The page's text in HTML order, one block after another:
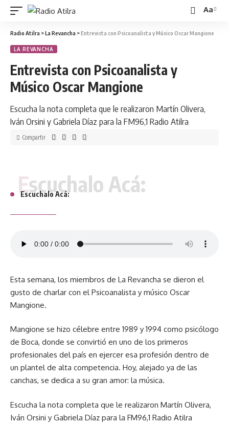
Aa
Radio Atilra >La Revancha >Entrevista con Psicoanalista y Músico Oscar Mangione
LA REVANCHA
Entrevista con Psicoanalista y
Músico Oscar Mangione
Escucha la nota completa que le realizaron Martín Olivera,
Iván Orsini y Gabriela Díaz para la FM96,1 Radio Atilra
Compartir
Escuchalo Acá:
Escuchalo Acá:
Esta semana, los miembros de La Revancha se dieron el
gusto de charlar con el Psicoanalista y músico Oscar
Mangione.
Mangione se hizo célebre entre 1989 y 1994 como psicólogo
de Boca, donde se convirtió en uno de los primeros
profesionales del país en ejercer esa profesión dentro de
un plantel de alta competencia. Hoy, alejado ya de las
canchas, se dedica a su gran amor: la música.
Escucha la nota completa que le realizaron Martín Olivera,
Iván Orsini y Gabriela Díaz para la FM96,1 Radio Atilra